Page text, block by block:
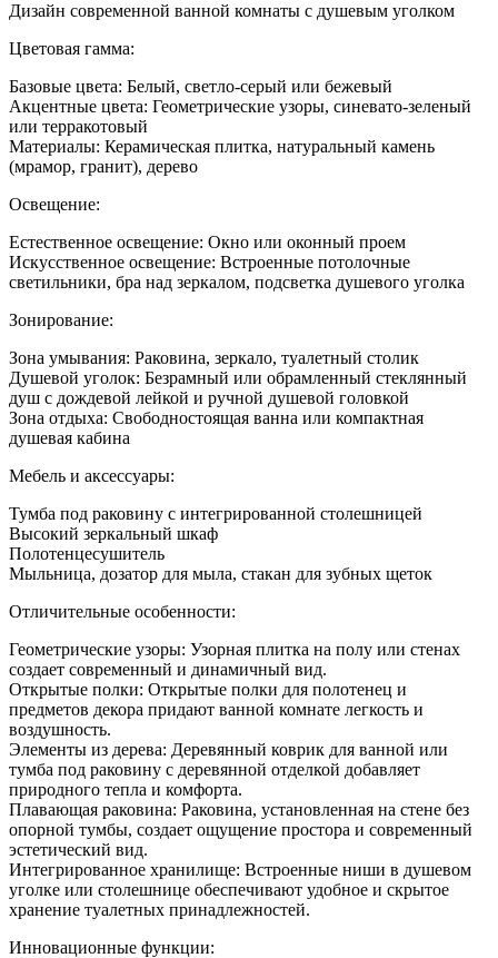
дизайн
Дизайн современной ванной комнаты с душевым уголком
Цветовая гамма:
Базовые цвета: Белый, светло-серый или бежевый
Акцентные цвета: Геометрические узоры, синевато-зеленый
или терракотовый
Материалы: Керамическая плитка, натуральный камень
(мрамор, гранит), дерево
Освещение:
Естественное освещение: Окно или оконный проем
Искусственное освещение: Встроенные потолочные
светильники, бра над зеркалом, подсветка душевого уголка
Зонирование:
Зона умывания: Раковина, зеркало, туалетный столик
Душевой уголок: Безрамный или обрамленный стеклянный
душ с дождевой лейкой и ручной душевой головкой
Зона отдыха: Свободностоящая ванна или компактная
душевая кабина
Мебель и аксессуары:
Тумба под раковину с интегрированной столешницей
Высокий зеркальный шкаф
Полотенцесушитель
Мыльница, дозатор для мыла, стакан для зубных щеток
Отличительные особенности:
Геометрические узоры: Узорная плитка на полу или стенах
создает современный и динамичный вид.
Открытые полки: Открытые полки для полотенец и
предметов декора придают ванной комнате легкость и
воздушность.
Элементы из дерева: Деревянный коврик для ванной или
тумба под раковину с деревянной отделкой добавляет
природного тепла и комфорта.
Плавающая раковина: Раковина, установленная на стене без
опорной тумбы, создает ощущение простора и современный
эстетический вид.
Интегрированное хранилище: Встроенные ниши в душевом
уголке или столешнице обеспечивают удобное и скрытое
хранение туалетных принадлежностей.
Инновационные функции: